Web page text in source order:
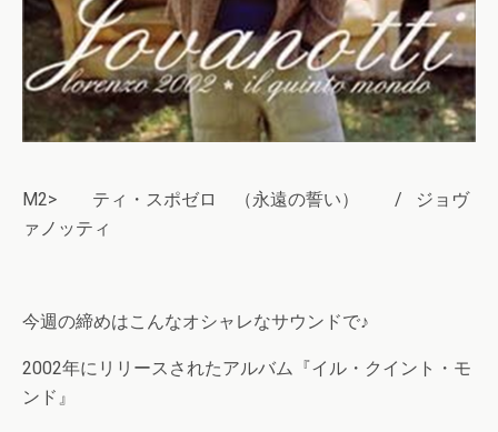
M2> ティ・スポゼロ （永遠の誓い） / ジョヴ
ァノッティ
今週の締めはこんなオシャレなサウンドで♪
2002年にリリースされたアルバム『イル・クイント・モ
ンド』